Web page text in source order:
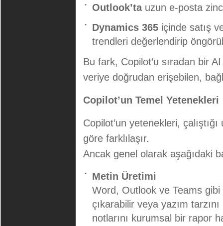
Outlook’tauzun e-posta
Dynamics 365 içinde satış
trendleri değerlendirip
Bu fark, Copilot’u sıradan bir
veriye doğrudan erişebilen,
Copilot’un Temel Yetenekleri
Copilot’un yetenekleri,
göre farklılaşır.
Ancak genel olarak aşağıdaki
Metin Üretimi
Word, Outlook ve Teams
çıkarabilir veya yazım
notlarını kurumsal bir rapor